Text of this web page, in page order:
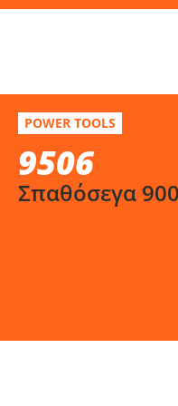
9506
Σπαθόσεγα 900W
POWER TOOLS
9506
Σπαθόσεγα
Βρες